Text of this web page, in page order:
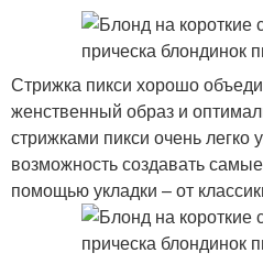
Стрижка пикси хорошо
женственный образ и
стрижками пикси очень легко
возможность создавать
помощью укладки – от